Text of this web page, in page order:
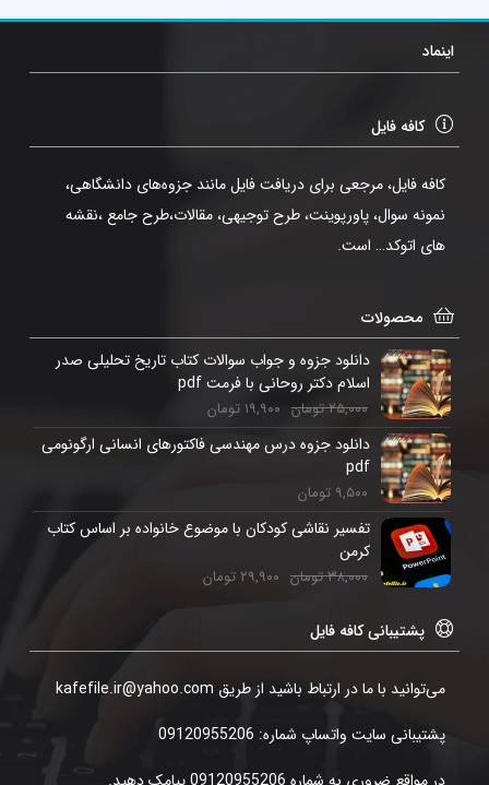
اینماد
کافه فایل
کافه فایل، مرجعی برای دریافت فایل مانند جزوه‌های دانشگاهی،
نمونه سوال، پاورپوینت، طرح توجیهی، مقالات،طرح جامع ،نقشه
های اتوکد… است.
محصولات
دانلود جزوه و جواب سوالات کتاب تاریخ تحلیلی صدر
اسلام دکتر روحانی با فرمت pdf
۲۵,۰۰۰تومان ۱۹,۹۰۰ تومان
دانلود جزوه درس مهندسی فاکتورهای انسانی ارگونومی
pdf
۹,۵۰۰ تومان
تفسیر نقاشی کودکان با موضوع خانواده بر اساس کتاب
کرمن
۳۸,۰۰۰تومان ۲۹,۹۰۰ تومان
پشتیبانی کافه فایل
می‌توانید با ما در ارتباط باشید از طریق kafefile.ir@yahoo.com
پشتیبانی سایت واتساپ شماره: 09120955206